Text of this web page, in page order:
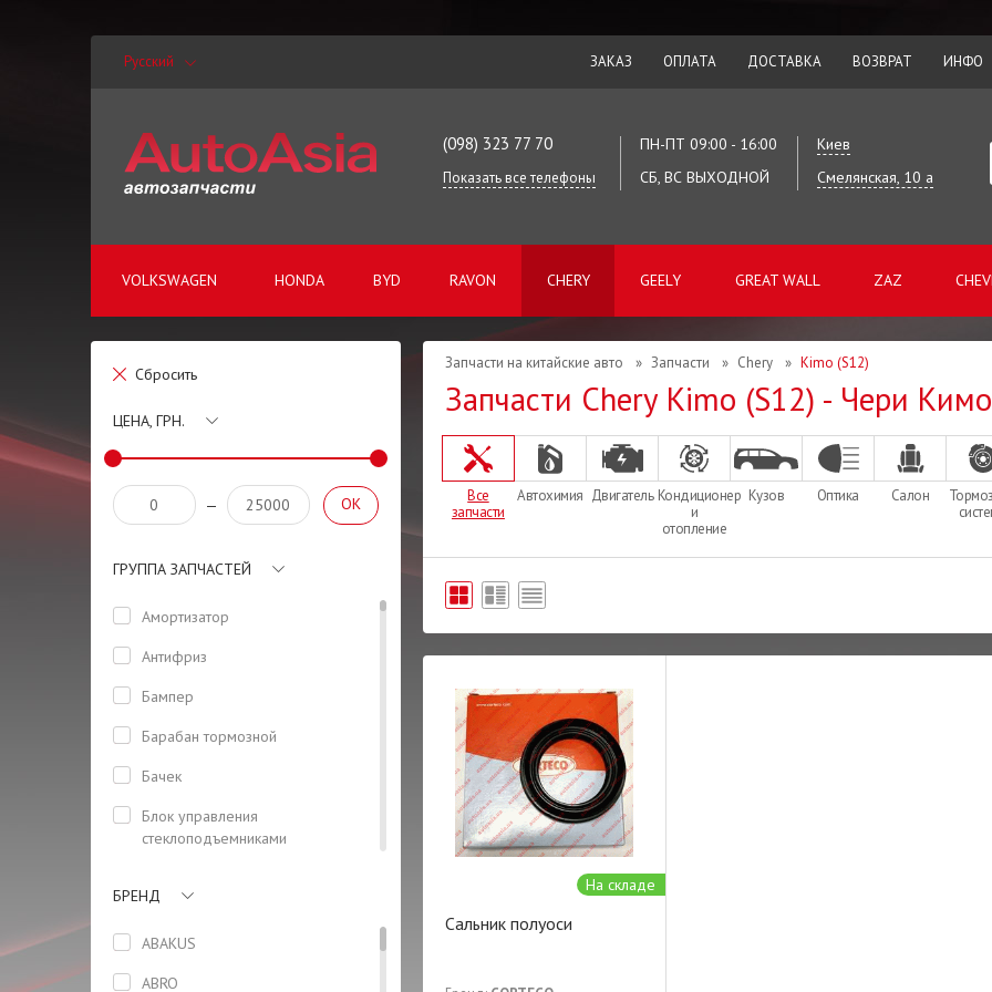
Русский ЗАКАЗ ОПЛАТА ДОСТАВКА ВОЗВРАТ ИНФО
(098) 323 77 70
Показать все телефоны
ПН-ПТ 09:00 - 16:00
СБ, ВС ВЫХОДНОЙ
Киев
Смелянская, 10 а
VOLKSWAGEN HONDA BYD RAVON CHERY GEELY GREAT WALL ZAZ
Сбросить
ЦЕНА, ГРН.
— OK
ГРУППА ЗАПЧАСТЕЙ
Амортизатор
Антифриз
Бампер
Барабан тормозной
Бачек
Блок управления
стеклоподъемниками
Болт
Болт ГБЦ
Вал
БРЕНД
ABAKUS
ABRO
Запчасти на китайские авто » Запчасти » Chery » Kimo (S12)
Запчасти Chery Kimo (S12) - Чери
Все
запчасти
Автохимия Двигатель Кондиционер
и
отопление
Кузов Оптика Салон
На складе
Сальник полуоси